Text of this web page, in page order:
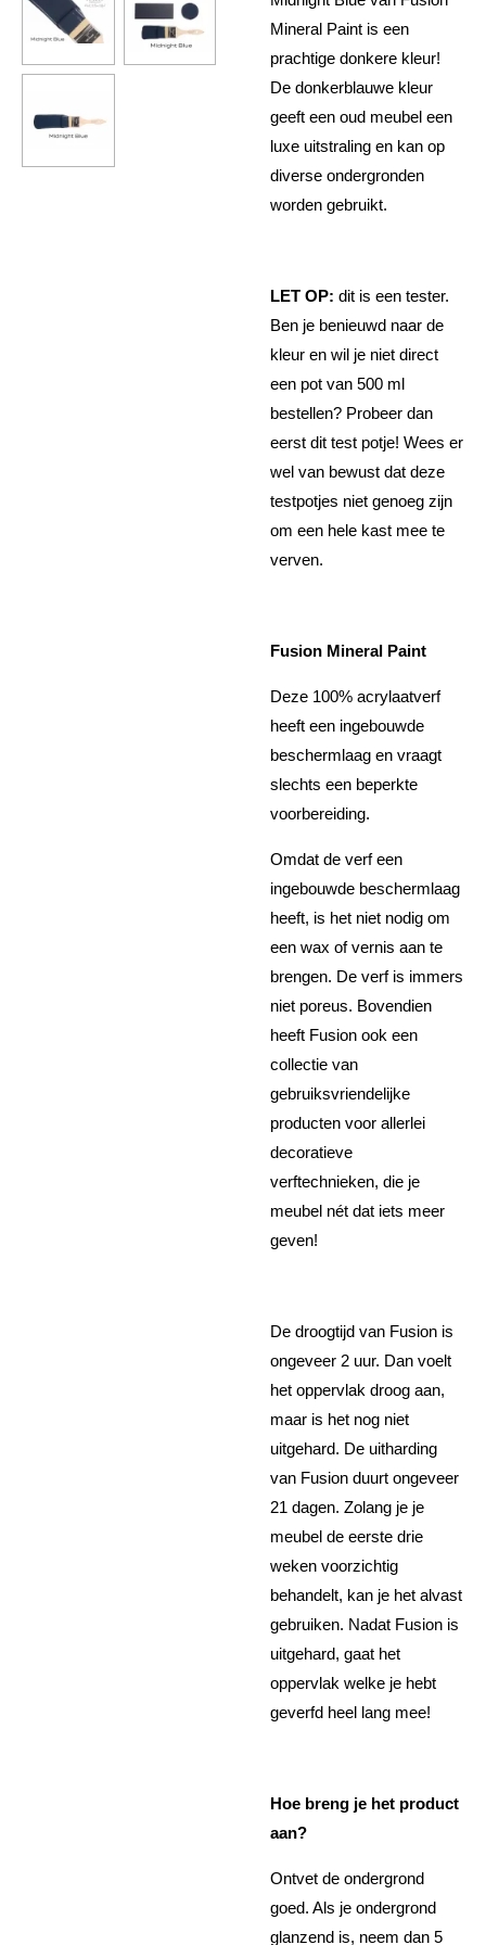
Mineral Paint is een
prachtige donkere kleur!
De donkerblauwe kleur
geeft een oud meubel een
luxe uitstraling en kan op
diverse ondergronden
worden gebruikt.
LET OP: dit is een tester.
Ben je benieuwd naar de
kleur en wil je niet direct
een pot van 500 ml
bestellen? Probeer dan
eerst dit test potje! Wees er
wel van bewust dat deze
testpotjes niet genoeg zijn
om een hele kast mee te
verven.
Fusion Mineral Paint
Deze 100% acrylaatverf
heeft een ingebouwde
beschermlaag en vraagt
slechts een beperkte
voorbereiding.
Omdat de verf een
ingebouwde beschermlaag
heeft, is het niet nodig om
een wax of vernis aan te
brengen. De verf is immers
niet poreus. Bovendien
heeft Fusion ook een
collectie van
gebruiksvriendelijke
producten voor allerlei
decoratieve
verftechnieken, die je
meubel nét dat iets meer
geven!
De droogtijd van Fusion is
ongeveer 2 uur. Dan voelt
het oppervlak droog aan,
maar is het nog niet
uitgehard. De uitharding
van Fusion duurt ongeveer
21 dagen. Zolang je je
meubel de eerste drie
weken voorzichtig
behandelt, kan je het alvast
gebruiken. Nadat Fusion is
uitgehard, gaat het
oppervlak welke je hebt
geverfd heel lang mee!
Hoe breng je het product
aan?
Ontvet de ondergrond
goed. Als je ondergrond
glanzend is, neem dan 5